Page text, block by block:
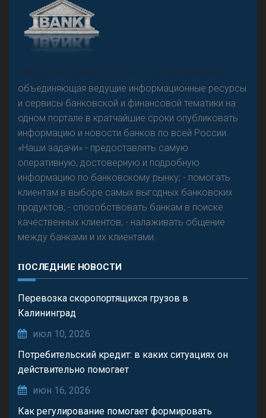
Резкого разворота на рынке автокредитов не
предвидится - «Интервью»
«Н
овости Банков России» – группа компаний,
объединяющая ведущие информационные ресурсы
и сервисы банковской и финансовой тематики на
одном портале в кратчайшие сроки опубликовать
информацию и новости банков по всей России.
«Наши задачи» - предоставлять самую
оперативную, достоверную и подробную
информацию по банковскому рынку; - помогать
клиентам в выборе самых выгодных банковских
продуктов; - способствовать банкам в поиске
качественных клиентов; - налаживать общение
между банками и их клиентами.
ПОСЛЕДНИЕ НОВОСТИ
Перевозка скоропортящихся грузов в
Калининград
июл 10, 2026
Потребительский кредит: в каких ситуациях он
действительно помогает
июн 16, 2026
Как регулирование помогает формировать